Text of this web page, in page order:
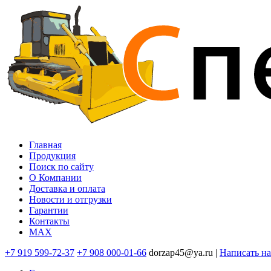
Перейти
основному
содержанию
Основная
навигация
Главная
Продукция
Поиск по сайту
O Компании
Доставка и оплата
Новости и отгрузки
Гарантии
Контакты
MAX
+7 919 599-72-37 +7 908 000-01-66 dorzap45@ya.ru | Написать